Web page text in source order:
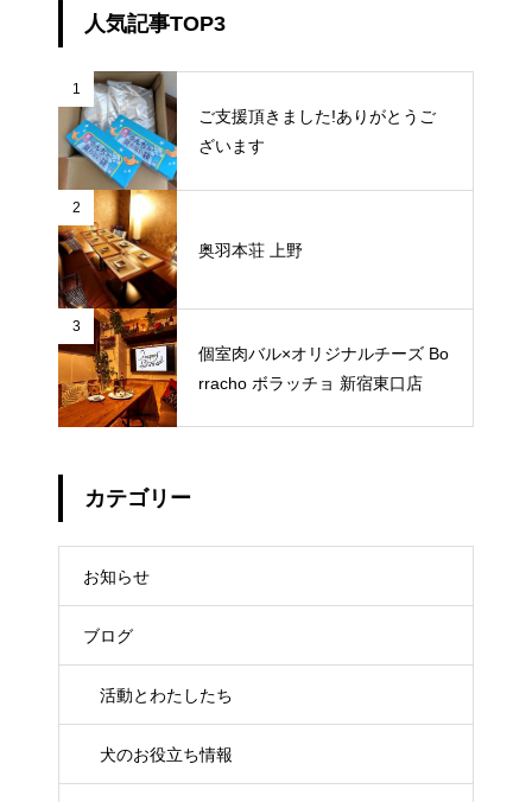
人気記事TOP3
1
ご支援頂きました!ありがとうご
ざいます
2
奥羽本荘 上野
3
個室肉バル×オリジナルチーズ Bo
rracho ボラッチョ 新宿東口店
カテゴリー
お知らせ
ブログ
活動とわたしたち
犬のお役立ち情報